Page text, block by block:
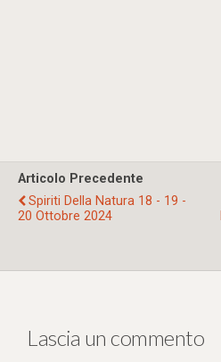
Articolo Precedente
Spiriti Della Natura 18 - 19 -
20 Ottobre 2024
Lascia un commento